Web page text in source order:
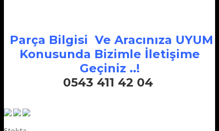
Parça Bilgisi Ve Aracınıza UYUM
Konusunda Bizimle İletişime
Geçiniz ..!
0543 411 42 04